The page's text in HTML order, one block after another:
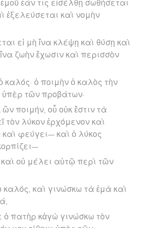
ἐμοῦ ἐάν τις εἰσέλθῃ σωθήσεται
ἐξελεύσεται καὶ νομὴν
εἰ μὴ ἵνα κλέψῃ καὶ θύσῃ καὶ
ζωὴν ἔχωσιν καὶ περισσὸν
καλός· ὁ ποιμὴν ὁ καλὸς τὴν
ὑπὲρ τῶν προβάτων·
ποιμήν, οὗ οὐκ ἔστιν τὰ
τὸν λύκον ἐρχόμενον καὶ
φεύγει— καὶ ὁ λύκος
καὶ οὐ μέλει αὐτῷ περὶ τῶν
καλός, καὶ γινώσκω τὰ ἐμὰ καὶ
ὁ πατὴρ κἀγὼ γινώσκω τὸν